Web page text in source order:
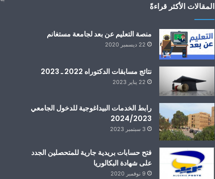
المقالات الأكثر قراءةً
منصة التعليم عن بعد لجامعة مستغانم
22 ديسمبر 2020
نتائج مسابقات الدكتوراه 2022 ـ 2023
22 يناير 2023
رابط الخدمات البيداغوجية للدخول الجامعي
2024/2023
3 سبتمبر 2023
فتح حسابات بريدية جارية للمتحصلين الجدد
على شهادة البكالوريا
9 نوفمبر 2020